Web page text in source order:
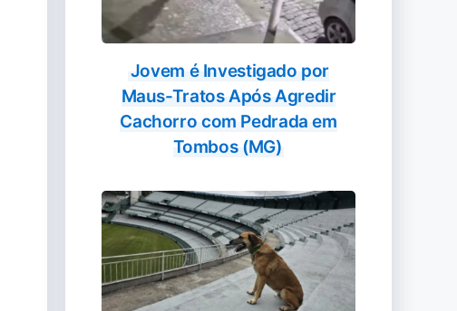
Jovem é Investigado por
Maus-Tratos Após Agredir
Cachorro com Pedrada em
Tombos (MG)